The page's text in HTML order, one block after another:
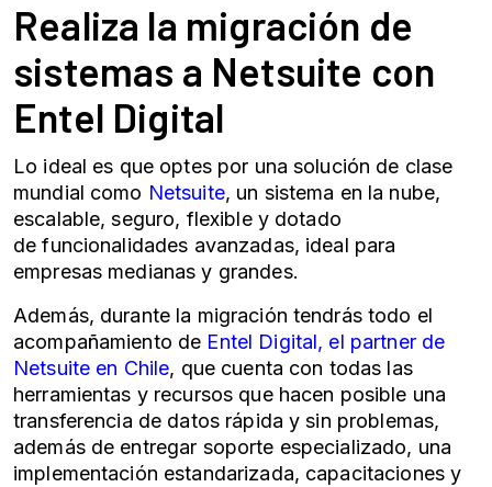
Realiza la migración de
sistemas a Netsuite con
Entel Digital
Lo ideal es que optes por una solución de clase
mundial como Netsuite, un sistema en la nube,
escalable, seguro, flexible y dotado
de funcionalidades avanzadas, ideal para
empresas medianas y grandes.
Además, durante la migración tendrás todo el
acompañamiento de Entel Digital, el partner de
Netsuite en Chile, que cuenta con todas las
herramientas y recursos que hacen posible una
transferencia de datos rápida y sin problemas,
además de entregar soporte especializado, una
implementación estandarizada, capacitaciones y